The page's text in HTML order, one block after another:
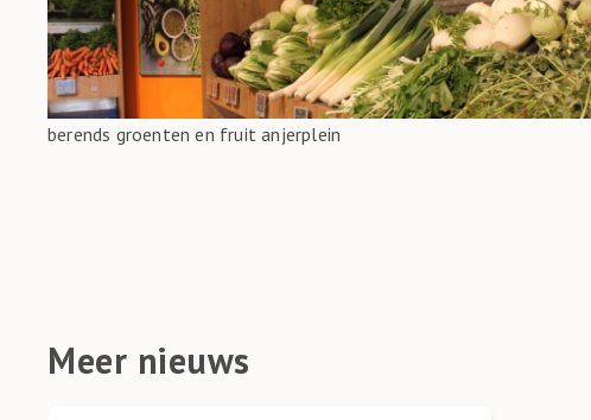
berends groenten en fruit anjerplein
Meer nieuws